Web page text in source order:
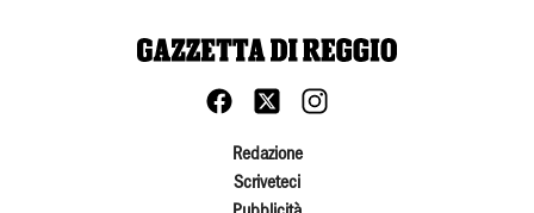
Redazione
Scriveteci